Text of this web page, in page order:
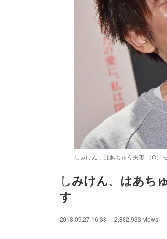
しみけん、はあちゅう夫妻 （C）
しみけん、はあち
す
2018.09.27 16:38 2,882,933 views